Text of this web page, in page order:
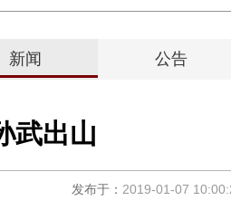
新闻 公告
武出山
发布于： 2019-01-07